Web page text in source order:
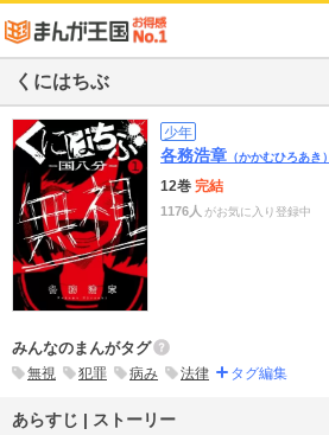
くにはちぶ
少年
各務浩章 （かかむひろあき）
12巻 完結
1176人 がお気に入り登録中
みんなのまんがタグ
無視 犯罪 病み 法律 タグ編集
あらすじ | ストーリー